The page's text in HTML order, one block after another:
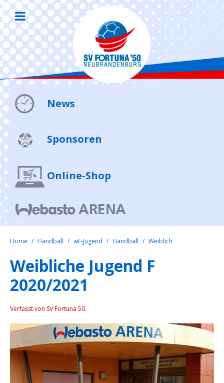
News
Sponsoren
Online-Shop
Home Handball wF-Jugend Handball Weiblich
Weibliche Jugend F
2020/2021
Verfasst von SV Fortuna 50.